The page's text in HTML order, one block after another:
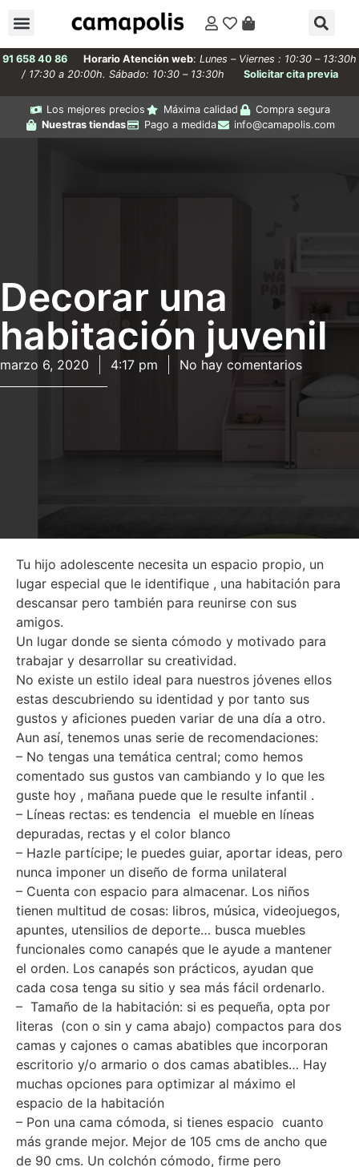
91 658 40 86 Horario Atención web: Lunes – Viernes : 10:30 – 13:30h
/ 17:30 a 20:00h. Sábado: 10:30 – 13:30h
Solicitar cita previa
Los mejores precios Máxima calidad
Compra segura
Nuestras tiendas
Pago a medida info@camapolis.com
Decorar una
habitación juvenil
marzo 6, 2020 4:17 pm No hay comentarios
Tu hijo adolescente necesita un espacio propio, un
lugar especial que le identifique , una habitación para
descansar pero también para reunirse con sus
amigos.
Un lugar donde se sienta cómodo y motivado para
trabajar y desarrollar su creatividad.
No existe un estilo ideal para nuestros jóvenes ellos
estas descubriendo su identidad y por tanto sus
gustos y aficiones pueden variar de una día a otro.
Aun así, tenemos unas serie de recomendaciones:
– No tengas una temática central; como hemos
comentado sus gustos van cambiando y lo que les
guste hoy , mañana puede que le resulte infantil .
– Líneas rectas: es tendencia el mueble en líneas
depuradas, rectas y el color blanco
– Hazle partícipe; le puedes guiar, aportar ideas, pero
nunca imponer un diseño de forma unilateral
– Cuenta con espacio para almacenar. Los niños
tienen multitud de cosas: libros, música, videojuegos,
apuntes, utensilios de deporte… busca muebles
funcionales como canapés que le ayude a mantener
el orden. Los canapés son prácticos, ayudan que
cada cosa tenga su sitio y sea más fácil ordenarlo.
– Tamaño de la habitación: si es pequeña, opta por
literas (con o sin y cama abajo) compactos para dos
camas y cajones o camas abatibles que incorporan
escritorio y/o armario o dos camas abatibles… Hay
muchas opciones para optimizar al máximo el
espacio de la habitación
– Pon una cama cómoda, si tienes espacio cuanto
más grande mejor. Mejor de 105 cms de ancho que
de 90 cms. Un colchón cómodo, firme pero